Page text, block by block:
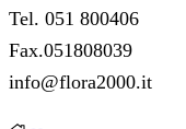
Tel. 051 800406
Fax.051808039
info@flora2000.it